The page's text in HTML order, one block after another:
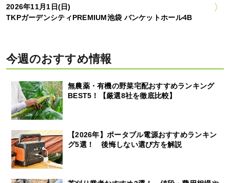
2026年11月1日(日)
TKPガーデンシティPREMIUM池袋 バンケットホール4B
今週のおすすめ情報
無農薬・有機の野菜宅配おすすめランキング
BEST5！【厳選8社を徹底比較】
【2026年】ポータブル電源おすすめランキン
グ5選！ 後悔しない選び方を解説